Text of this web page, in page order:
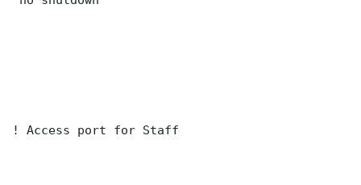
! Access port for Staff